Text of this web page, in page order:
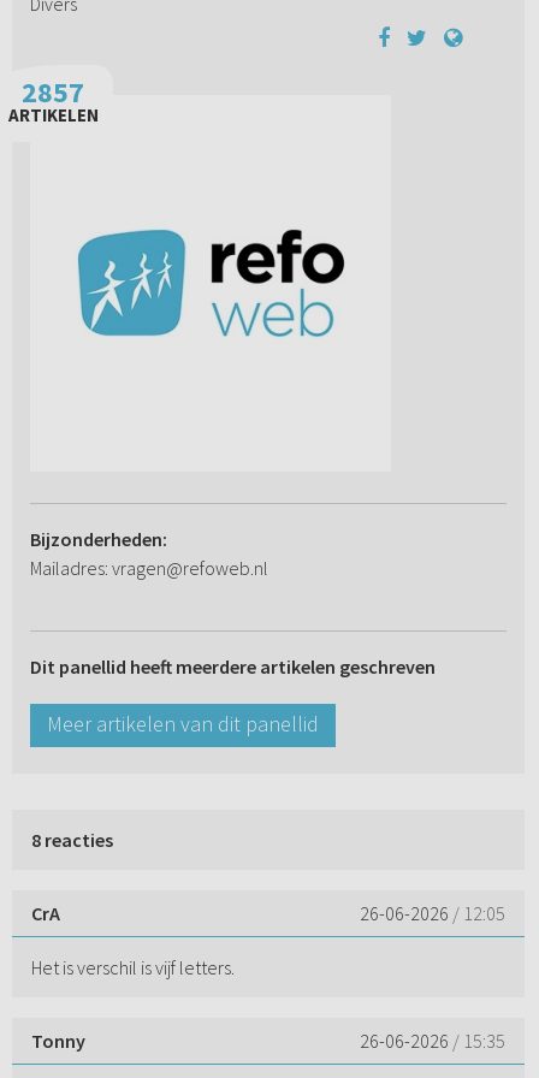
2857
ARTIKELEN
Bijzonderheden:
Mailadres: vragen@refoweb.nl
Dit panellid heeft meerdere artikelen geschreven
Meer artikelen van dit panellid
8 reacties
CrA 26-06-2026 / 12:05
Het is verschil is vijf letters.
Tonny 26-06-2026 / 15:35